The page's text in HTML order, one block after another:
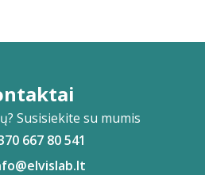
Susisiekite su mumis
667 80 541